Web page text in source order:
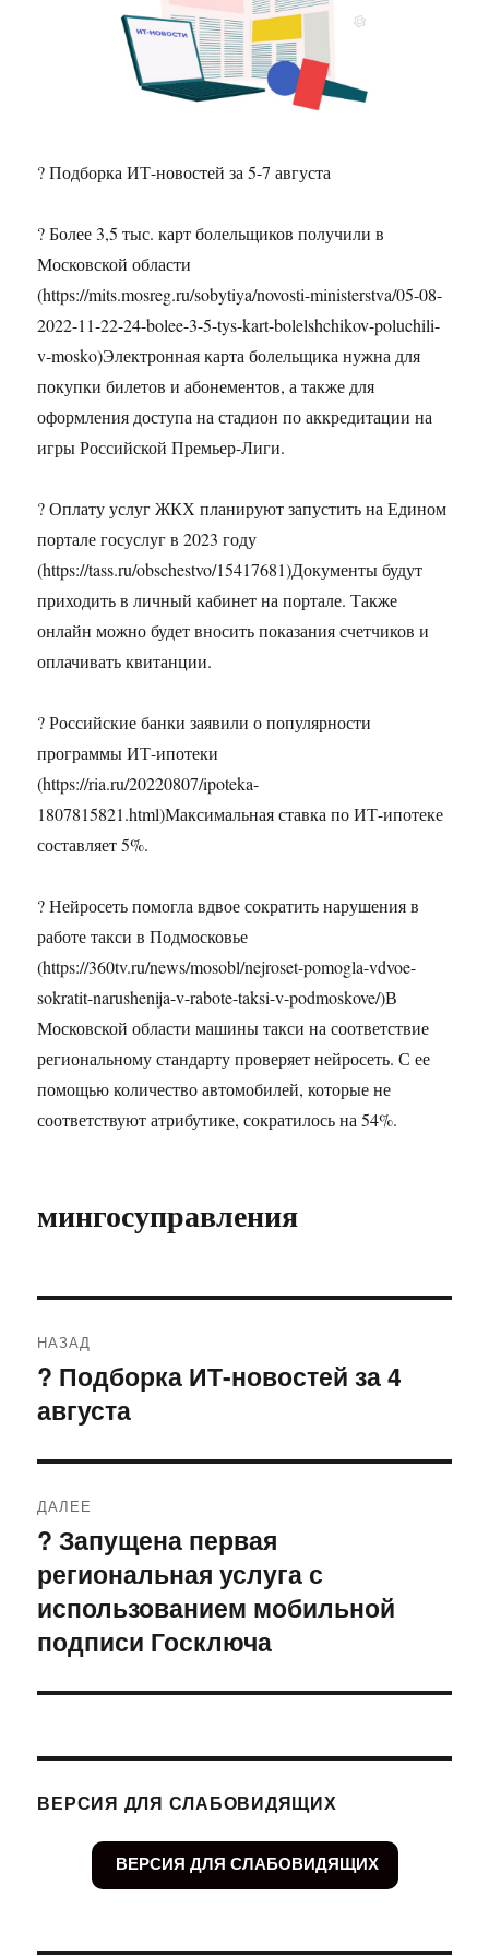
? Подборка ИТ-новостей за 5-7 августа
? Более 3,5 тыс. карт болельщиков получили в
Московской области
(https://mits.mosreg.ru/sobytiya/novosti-ministerstva/05-08-
2022-11-22-24-bolee-3-5-tys-kart-bolelshchikov-poluchili-
v-mosko)Электронная карта болельщика нужна для
покупки билетов и абонементов, а также для
оформления доступа на стадион по аккредитации на
игры Российской Премьер-Лиги.
? Оплату услуг ЖКХ планируют запустить на Едином
портале госуслуг в 2023 году
(https://tass.ru/obschestvo/15417681)Документы будут
приходить в личный кабинет на портале. Также
онлайн можно будет вносить показания счетчиков и
оплачивать квитанции.
? Российские банки заявили о популярности
программы ИТ-ипотеки
(https://ria.ru/20220807/ipoteka-
1807815821.html)Максимальная ставка по ИТ-ипотеке
составляет 5%.
? Нейросеть помогла вдвое сократить нарушения в
работе такси в Подмосковье
(https://360tv.ru/news/mosobl/nejroset-pomogla-vdvoe-
sokratit-narushenija-v-rabote-taksi-v-podmoskove/)В
Московской области машины такси на соответствие
региональному стандарту проверяет нейросеть. С ее
помощью количество автомобилей, которые не
соответствуют атрибутике, сократилось на 54%.
мингосуправления
по
записям
НАЗАД
Предыдущая
запись:
? Подборка ИТ-новостей за 4
августа
ДАЛЕЕ
Следующая
запись:
? Запущена первая
региональная услуга с
использованием мобильной
подписи Госключа
ВЕРСИЯ ДЛЯ СЛАБОВИДЯЩИХ
ВЕРСИЯ ДЛЯ СЛАБОВИДЯЩИХ